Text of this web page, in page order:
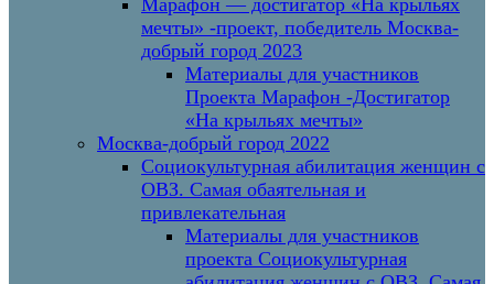
Марафон — достигатор «На крыльях
мечты» -проект, победитель Москва-
добрый город 2023
Материалы для участников
Проекта Марафон -Достигатор
«На крыльях мечты»
Москва-добрый город 2022
Социокультурная абилитация женщин с
ОВЗ. Самая обаятельная и
привлекательная
Материалы для участников
проекта Социокультурная